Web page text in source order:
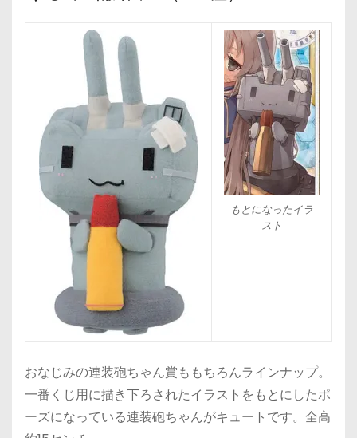
もとになったイラ
スト
おなじみの連装砲ちゃん賞ももちろんラインナップ。
一番くじ用に描き下ろされたイラストをもとにしたポ
ーズになっている連装砲ちゃんがキュートです。全高